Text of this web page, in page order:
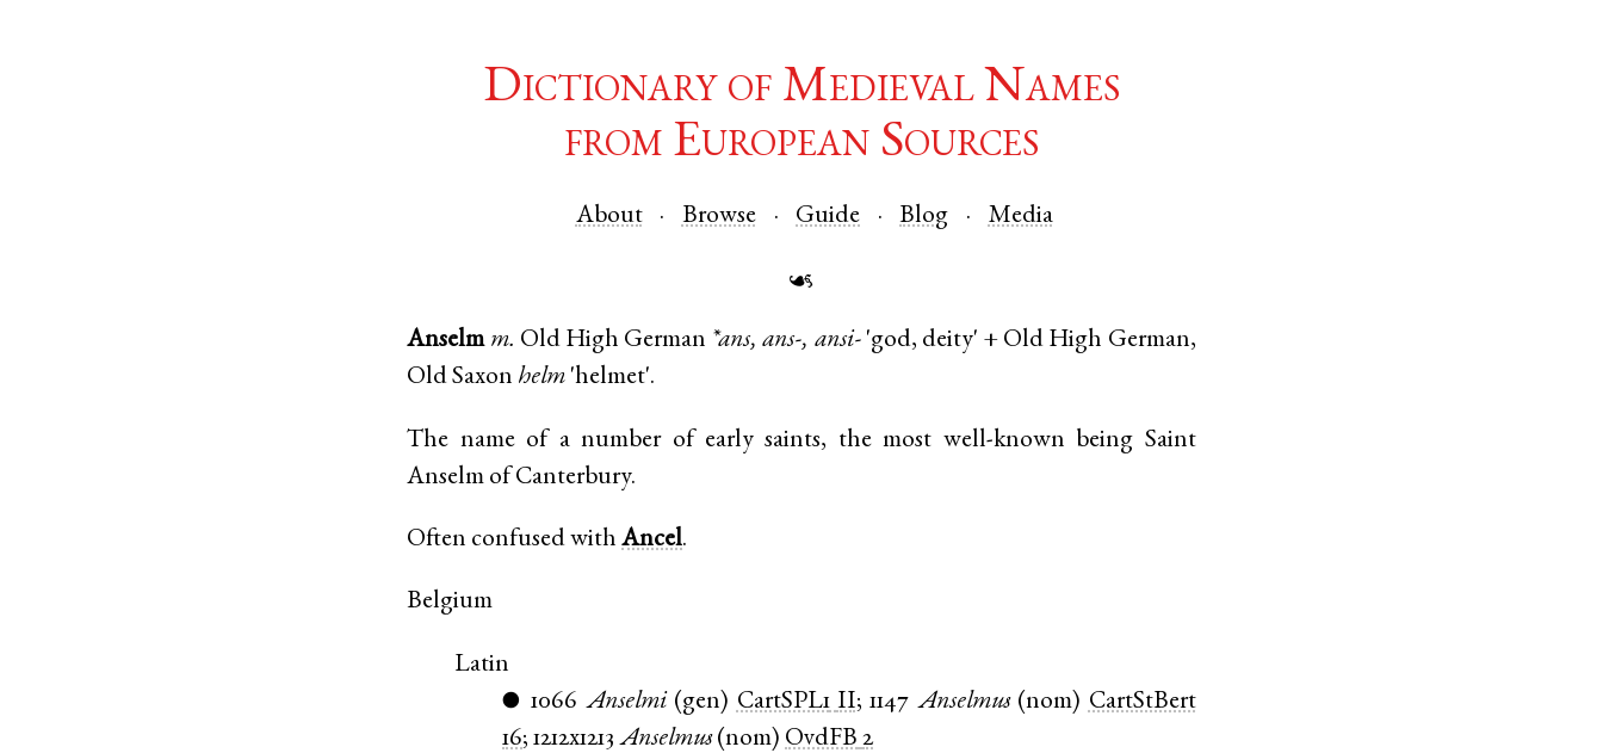
Dictionary of Medieval Names
from European Sources
About Browse Guide Blog Media
☙
Anselm m. Old High German *ans, ans-, ansi-'god, deity' + Old High German,
Old Saxon helm 'helmet'.
The name of a number of early saints, the most well-known being Saint
Anselm of Canterbury.
Often confused withAncel.
Belgium
Latin
● 1066 Anselmi(gen) CartSPL1 II;1147 Anselmus(nom) CartStBert
16;1212x1213 Anselmus(nom) OvdFB 2